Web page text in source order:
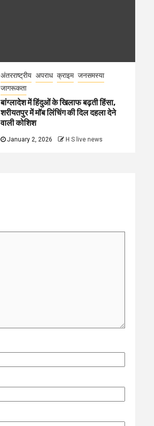
अंतरराष्ट्रीय अपराध क्राइम जनसमस्या
जागरूकता
बांग्लादेश में हिंदुओं के खिलाफ बढ़ती हिंसा,
शरीयतपुर में मॉब लिंचिंग की दिल दहला देने
वाली कोशिश
January 2, 2026 H S live news